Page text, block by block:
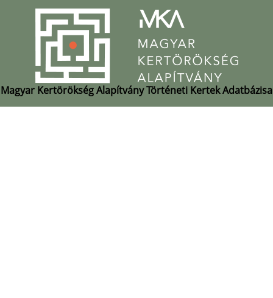
Magyar Kertörökség Alapítvány Történeti Kertek Adatbázisa